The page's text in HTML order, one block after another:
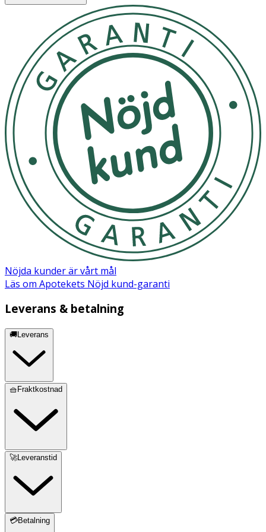
mörkt och svalt
OK för gravida och ammande:
Ingredienser:
Aqua, Aluminum Chlorohydrate, Alcohol Denat,
Dimethicone, Parfum, PEG-40 Hydrogenated Castor Oil,
Hydroxyethylcellulose, Allantoin, Polysorbate 20, PPG-5-
Ceteth-20, Phenoxyethanol, PEG-75 Lanolin,
Ethylhexylglycerin, Tetramethyl
acetyloctahydronaphthalenes, Acetyl Cedrene,
Pogostemon Cablin Oil
Nöjda kunder är vårt mål
Läs om Apotekets Nöjd kund-garanti
Leverans & betalning
🚚Leverans
🧺Fraktkostnad
🚀Leveranstid
💳Betalning